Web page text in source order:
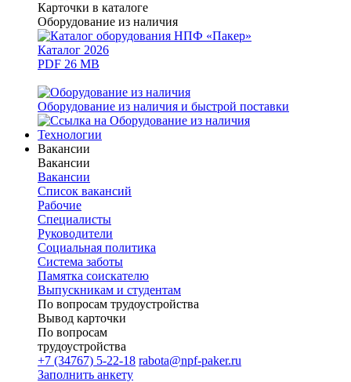
Карточки в каталоге
Оборудование из наличия
Каталог 2026
PDF 26 MB
Оборудование из наличия и быстрой поставки
Технологии
Вакансии
Вакансии
Вакансии
Список вакансий
Рабочие
Специалисты
Руководители
Cоциальная политика
Система заботы
Памятка соискателю
Выпускникам и студентам
По вопросам трудоустройства
Вывод карточки
По вопросам
трудоустройства
+7 (34767) 5-22-18 rabota@npf-paker.ru
Заполнить анкету